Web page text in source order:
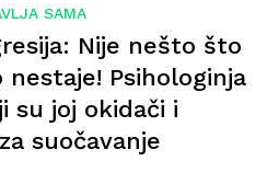
SAMA
Nije nešto što
nestaje! Psihologinja
su joj okidači i
suočavanje